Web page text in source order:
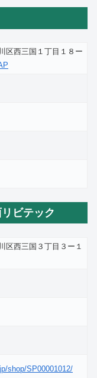
区西三国１丁目１８ー
ビテック
区西三国３丁目３ー１
shop/SP00001012/